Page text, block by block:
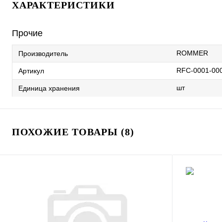
ХАРАКТЕРИСТИКИ
Прочие
Производитель ROMMER
Артикул RFC-0001-
Единица хранения шт
ПОХОЖИЕ ТОВАРЫ (8)